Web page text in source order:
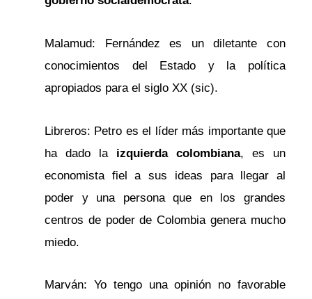
Malamud: Fernández es un diletante con
conocimientos del Estado y la política
apropiados para el siglo XX (sic).
Libreros: Petro es el líder más importante que
ha dado la izquierda colombiana, es un
economista fiel a sus ideas para llegar al
poder y una persona que en los grandes
centros de poder de Colombia genera mucho
miedo.
Marván: Yo tengo una opinión no favorable